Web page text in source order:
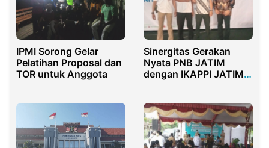
IPMI Sorong Gelar
Pelatihan Proposal dan
TOR untuk Anggota
Sinergitas Gerakan
Nyata PNB JATIM
dengan IKAPPI JATIM